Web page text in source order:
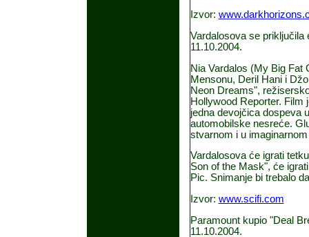
Izvor:
Vardalosova se priključila
11.10.2004.
Nia Vardalos (My Big Fat
Mensonu, Deril Hani i
Neon Dreams",
Hollywood Reporter. Film
jedna devojčica dospeva
automobilske nesreće.
stvarnom i u
Vardalosova će igrati
Son of the Mask", će
Pic. Snimanje bi trebalo
Izvor: www.scifi.com
Paramount kupio "Deal
11.10.2004.